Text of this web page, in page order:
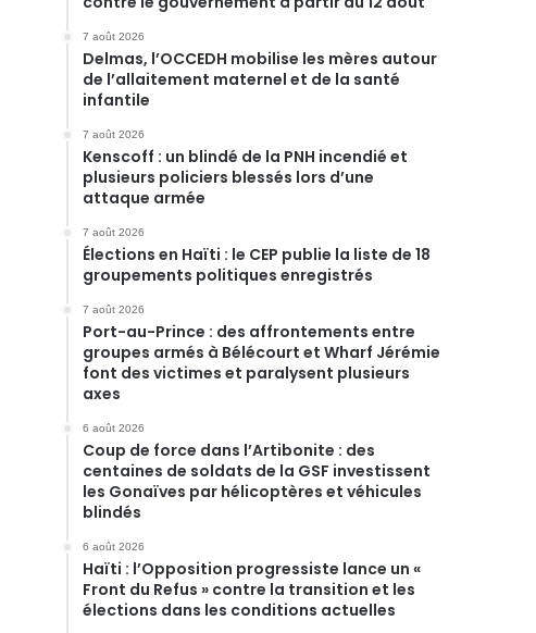
7 août 2026
Delmas, l’OCCEDH mobilise les mères autour
de l’allaitement maternel et de la santé
infantile
7 août 2026
Kenscoff : un blindé de la PNH incendié et
plusieurs policiers blessés lors d’une
attaque armée
7 août 2026
Élections en Haïti : le CEP publie la liste de 18
groupements politiques enregistrés
7 août 2026
Port-au-Prince : des affrontements entre
groupes armés à Bélécourt et Wharf Jérémie
font des victimes et paralysent plusieurs
axes
6 août 2026
Coup de force dans l’Artibonite : des
centaines de soldats de la GSF investissent
les Gonaïves par hélicoptères et véhicules
blindés
6 août 2026
Haïti : l’Opposition progressiste lance un «
Front du Refus » contre la transition et les
élections dans les conditions actuelles